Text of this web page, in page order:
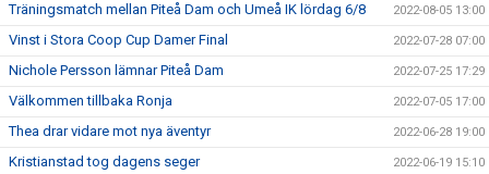
Träningsmatch mellan Piteå Dam och Umeå IK lördag 6/8 2022-08-05 13:00
Vinst i Stora Coop Cup Damer Final 2022-07-28 07:00
Nichole Persson lämnar Piteå Dam 2022-07-25 17:29
Välkommen tillbaka Ronja 2022-07-05 17:00
Thea drar vidare mot nya äventyr 2022-06-28 19:00
Kristianstad tog dagens seger 2022-06-19 15:10